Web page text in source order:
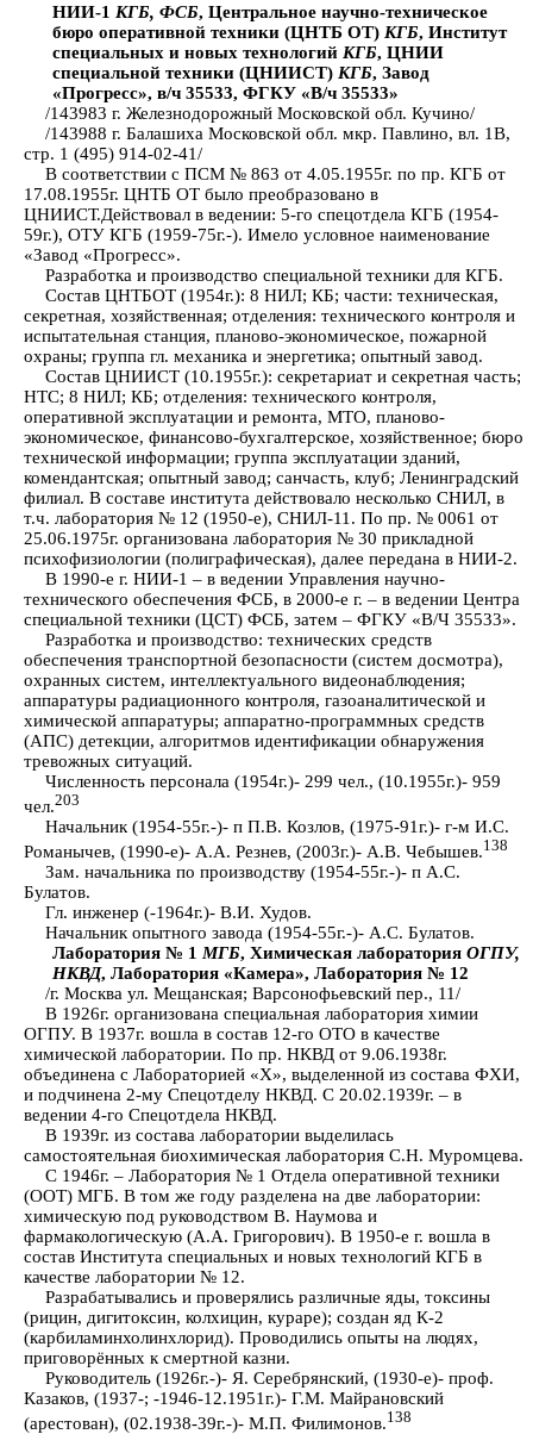
НИИ-1 КГБ, ФСБ, Центральное научно-техническое
бюро оперативной техники (ЦНТБ ОТ) КГБ, Институт
специальных и новых технологий КГБ, ЦНИИ
специальной техники (ЦНИИСТ) КГБ, Завод
«Прогресс», в/ч 35533, ФГКУ «В/ч 35533»
/143983 г. Железнодорожный Московской обл. Кучино/
/143988 г. Балашиха Московской обл. мкр. Павлино, вл. 1В,
стр. 1 (495) 914-02-41/
В соответствии с ПСМ № 863 от 4.05.1955г. по пр. КГБ от
17.08.1955г. ЦНТБ ОТ было преобразовано в
ЦНИИСТ.Действовал в ведении: 5-го спецотдела КГБ (1954-
59г.), ОТУ КГБ (1959-75г.-). Имело условное наименование
«Завод «Прогресс».
Разработка и производство специальной техники для КГБ.
Состав ЦНТБОТ (1954г.): 8 НИЛ; КБ; части: техническая,
секретная, хозяйственная; отделения: технического контроля и
испытательная станция, планово-экономическое, пожарной
охраны; группа гл. механика и энергетика; опытный завод.
Состав ЦНИИСТ (10.1955г.): секретариат и секретная часть;
НТС; 8 НИЛ; КБ; отделения: технического контроля,
оперативной эксплуатации и ремонта, МТО, планово-
экономическое, финансово-бухгалтерское, хозяйственное; бюро
технической информации; группа эксплуатации зданий,
комендантская; опытный завод; санчасть, клуб; Ленинградский
филиал. В составе института действовало несколько СНИЛ, в
т.ч. лаборатория № 12 (1950-е), СНИЛ-11. По пр. № 0061 от
25.06.1975г. организована лаборатория № 30 прикладной
психофизиологии (полиграфическая), далее передана в НИИ-2.
В 1990-е г. НИИ-1 – в ведении Управления научно-
технического обеспечения ФСБ, в 2000-е г. – в ведении Центра
специальной техники (ЦСТ) ФСБ, затем – ФГКУ «В/Ч 35533».
Разработка и производство: технических средств
обеспечения транспортной безопасности (систем досмотра),
охранных систем, интеллектуального видеонаблюдения;
аппаратуры радиационного контроля, газоаналитической и
химической аппаратуры; аппаратно-программных средств
(АПС) детекции, алгоритмов идентификации обнаружения
тревожных ситуаций.
Численность персонала (1954г.)- 299 чел., (10.1955г.)- 959
чел.203
Начальник (1954-55г.-)- п П.В. Козлов, (1975-91г.)- г-м И.С.
Романычев, (1990-е)- А.А. Резнев, (2003г.)- А.В. Чебышев.138
Зам. начальника по производству (1954-55г.-)- п А.С.
Булатов.
Гл. инженер (-1964г.)- В.И. Худов.
Начальник опытного завода (1954-55г.-)- А.С. Булатов.
Лаборатория № 1 МГБ, Химическая лабораторияОГПУ,
НКВД, Лаборатория «Камера», Лаборатория № 12
/г. Москва ул. Мещанская; Варсонофьевский пер., 11/
В 1926г. организована специальная лаборатория химии
ОГПУ. В 1937г. вошла в состав 12-го ОТО в качестве
химической лаборатории. По пр. НКВД от 9.06.1938г.
объединена с Лабораторией «Х», выделенной из состава ФХИ,
и подчинена 2-му Спецотделу НКВД. С 20.02.1939г. – в
ведении 4-го Спецотдела НКВД.
В 1939г. из состава лаборатории выделилась
самостоятельная биохимическая лаборатория С.Н. Муромцева.
С 1946г. – Лаборатория № 1 Отдела оперативной техники
(ООТ) МГБ. В том же году разделена на две лаборатории:
химическую под руководством В. Наумова и
фармакологическую (А.А. Григорович). В 1950-е г. вошла в
состав Института специальных и новых технологий КГБ в
качестве лаборатории № 12.
Разрабатывались и проверялись различные яды, токсины
(рицин, дигитоксин, колхицин, кураре); создан яд К-2
(карбиламинхолинхлорид). Проводились опыты на людях,
приговорённых к смертной казни.
Руководитель (1926г.-)- Я. Серебрянский, (1930-е)- проф.
Казаков, (1937-; -1946-12.1951г.)- Г.М. Майрановский
(арестован), (02.1938-39г.-)- М.П. Филимонов.138